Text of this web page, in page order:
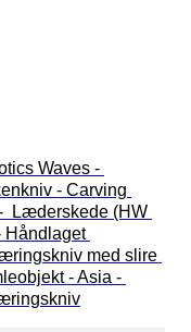
Waves -
- Carving
Læderskede (HW
Håndlaget
med slire
- Asia -